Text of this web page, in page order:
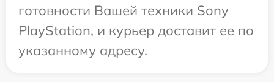
готовности Вашей техники Sony
PlayStation, и курьер доставит ее по
указанному адресу.